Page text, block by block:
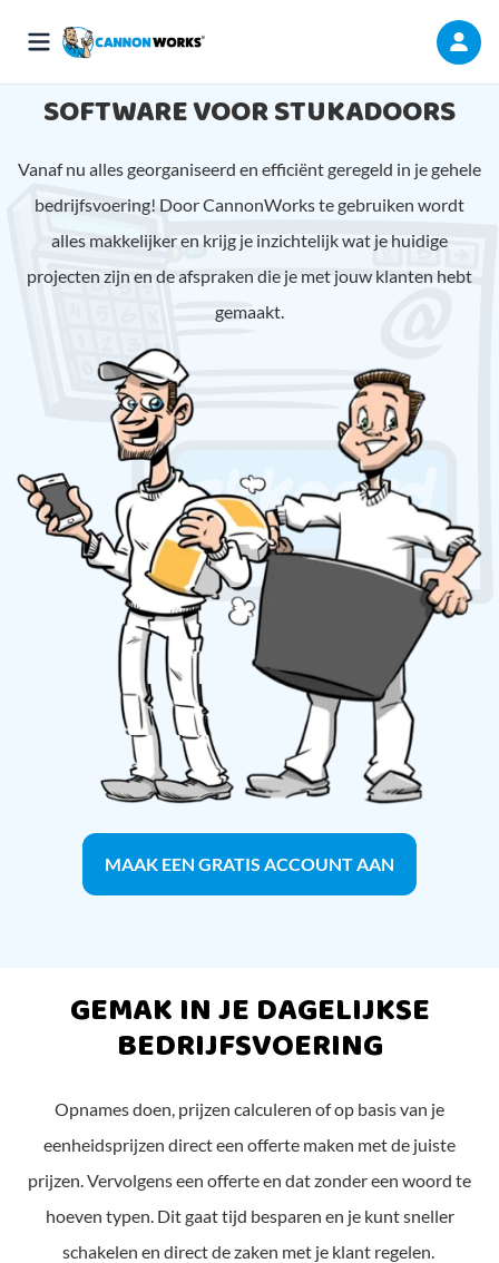
SOFTWARE VOOR STUKADOORS
Vanaf nu alles georganiseerd en efficiënt geregeld in je gehele
bedrijfsvoering! Door CannonWorks te gebruiken wordt
alles makkelijker en krijg je inzichtelijk wat je huidige
projecten zijn en de afspraken die je met jouw klanten hebt
gemaakt.
MAAK EEN GRATIS ACCOUNT AAN
GEMAK IN JE DAGELIJKSE
BEDRIJFSVOERING
Opnames doen, prijzen calculeren of op basis van je
eenheidsprijzen direct een offerte maken met de juiste
prijzen. Vervolgens een offerte en dat zonder een woord te
hoeven typen. Dit gaat tijd besparen en je kunt sneller
schakelen en direct de zaken met je klant regelen.